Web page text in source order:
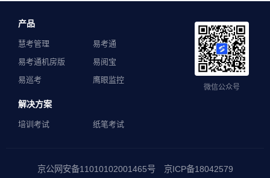
产品
慧考管理
易考通
易考通机房版
易阅宝
易巡考
鹰眼监控
解决方案
培训考试 纸笔考试
微信公众号
京公网安备11010102001465号 京ICP备18042579